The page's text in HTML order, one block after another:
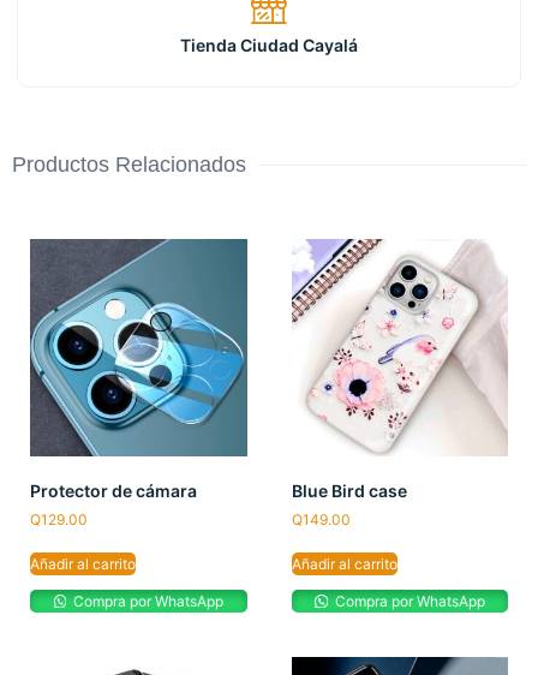
Tienda Ciudad Cayalá
Productos Relacionados
Protector de cámara
Q129.00
Añadir al carrito
Compra por WhatsApp
Blue Bird case
Q149.00
Añadir al carrito
Compra por WhatsApp